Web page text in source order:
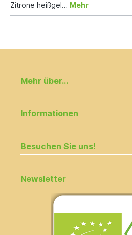
Zitrone heißgel… Mehr
Mehr über...
Informationen
Besuchen Sie uns!
Newsletter